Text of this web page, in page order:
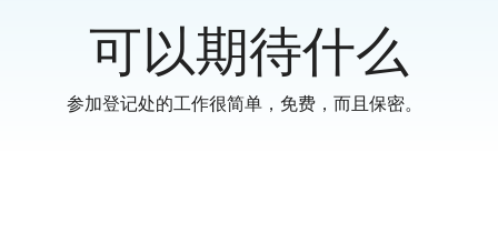
可以期待什么
参加登记处的工作很简单，免费，而且保密。